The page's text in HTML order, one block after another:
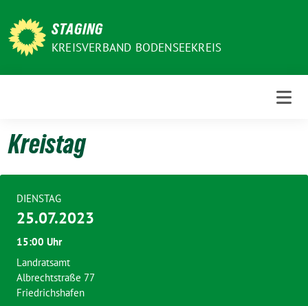
zum
Inhalt
STAGING
KREISVERBAND BODENSEEKREIS
Kreistag
DIENSTAG
25.07.2023
15:00 Uhr
Landratsamt
Albrechtstraße 77
Friedrichshafen